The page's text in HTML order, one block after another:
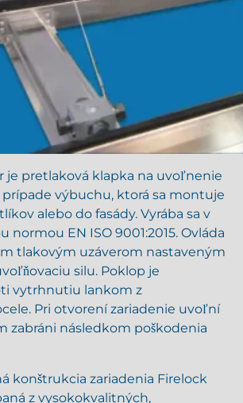
je pretlaková klapka na uvoľnenie
výbuchu, ktorá sa montuje
alebo do fasády. Vyrába sa v
normou EN ISO 9001:2015. Ovláda
tlakovým uzáverom nastaveným
silu. Poklop je
vytrhnutiu lankom z
Pri otvorení zariadenie uvoľní
zabráni následkom poškodenia
konštrukcia zariadenia Firelock
z vysokokvalitných,